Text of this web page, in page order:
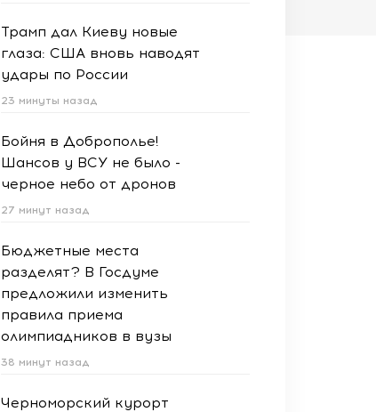
Трамп дал Киеву новые
глаза: США вновь наводят
удары по России
23 минуты назад
Бойня в Доброполье!
Шансов у ВСУ не было -
черное небо от дронов
27 минут назад
Бюджетные места
разделят? В Госдуме
предложили изменить
правила приема
олимпиадников в вузы
38 минут назад
Черноморский курорт